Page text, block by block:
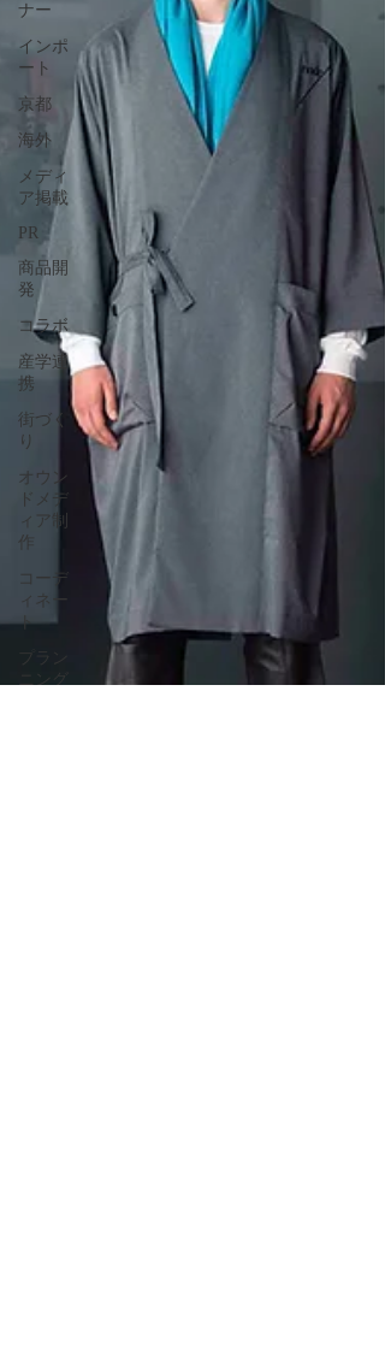
ナー
インポ
ート
京都
海外
メディ
ア掲載
PR
商品開
発
コラボ
産学連
携
街づく
り
オウン
ドメデ
ィア制
作
コーデ
ィネー
ト
プラン
ニング